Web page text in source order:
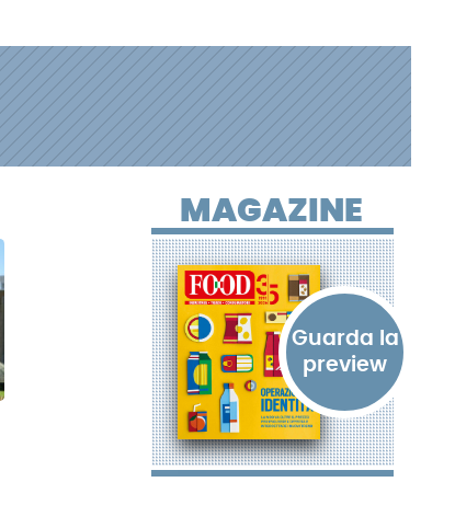
MAGAZINE